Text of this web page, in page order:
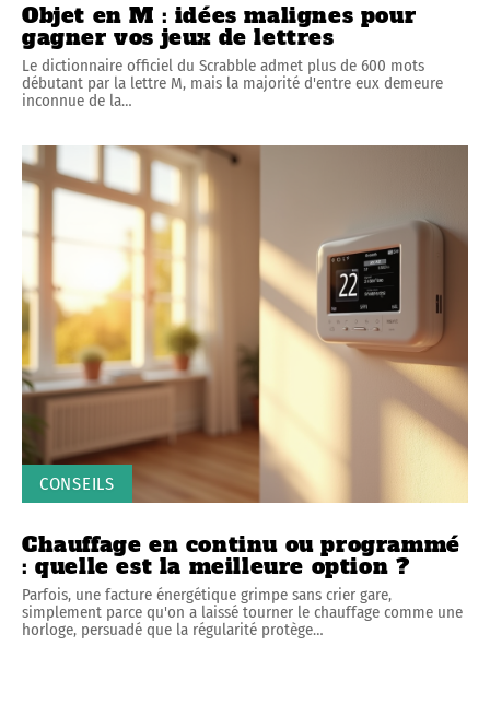
Objet en M : idées malignes pour
gagner vos jeux de lettres
Le dictionnaire officiel du Scrabble admet plus de 600 mots
débutant par la lettre M, mais la majorité d'entre eux demeure
inconnue de la…
CONSEILS
Chauffage en continu ou programmé
: quelle est la meilleure option ?
Parfois, une facture énergétique grimpe sans crier gare,
simplement parce qu'on a laissé tourner le chauffage comme une
horloge, persuadé que la régularité protège…